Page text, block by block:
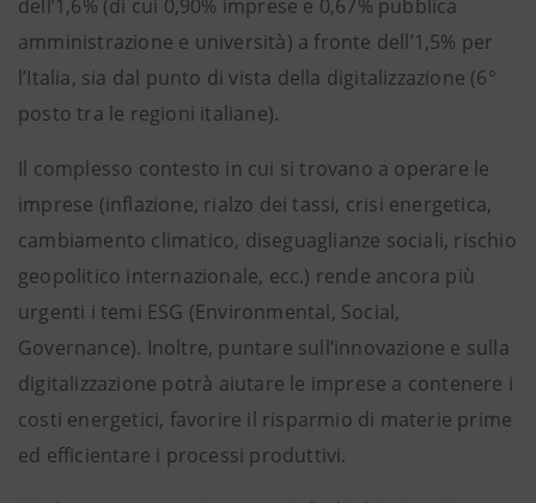
dell’1,6% (di cui 0,90% imprese e 0,67% pubblica
amministrazione e università) a fronte dell’1,5% per
l’Italia, sia dal punto di vista della digitalizzazione (6°
posto tra le regioni italiane).
Il complesso contesto in cui si trovano a operare le
imprese (inflazione, rialzo dei tassi, crisi energetica,
cambiamento climatico, diseguaglianze sociali, rischio
geopolitico internazionale, ecc.) rende ancora più
urgenti i temi ESG (Environmental, Social,
Governance). Inoltre, puntare sull’innovazione e sulla
digitalizzazione potrà aiutare le imprese a contenere i
costi energetici, favorire il risparmio di materie prime
ed efficientare i processi produttivi.